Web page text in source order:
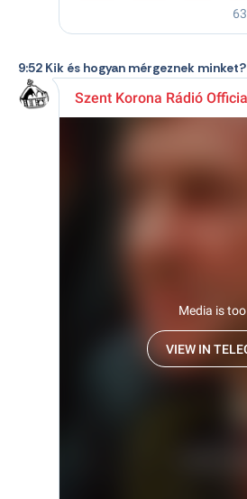
9:52 Kik és hogyan mérgeznek minket?